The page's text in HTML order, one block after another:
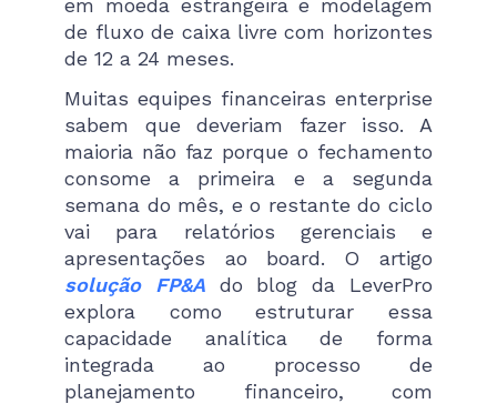
em moeda estrangeira e modelagem
de fluxo de caixa livre com horizontes
de 12 a 24 meses.
Muitas equipes financeiras enterprise
sabem que deveriam fazer isso. A
maioria não faz porque o fechamento
consome a primeira e a segunda
semana do mês, e o restante do ciclo
vai para relatórios gerenciais e
apresentações ao board. O artigo
solução FP&Ado blog da LeverPro
explora como estruturar essa
capacidade analítica de forma
integrada ao processo de
planejamento financeiro, com